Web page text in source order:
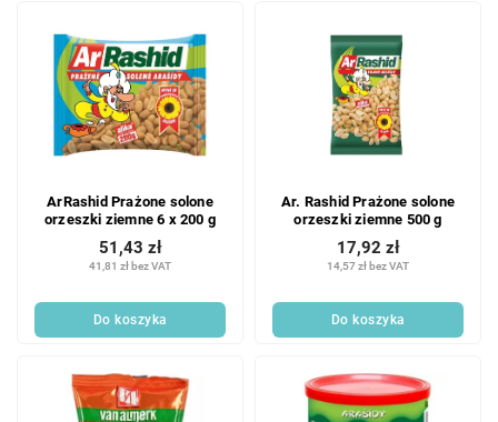
ArRashid Prażone solone
orzeszki ziemne 6 x 200 g
41,81 zł bez VAT
51,43 zł
Do koszyka
Ar. Rashid Prażone solone
orzeszki ziemne 500 g
14,57 zł bez VAT
17,92 zł
Do koszyka